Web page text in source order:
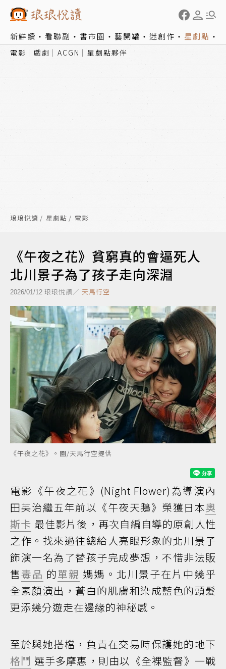
新鮮讀 看聯副 書市圈 藝開罐 迷創作 星劇點
電影 戲劇 ACGN 星劇點夥伴
琅琅悅讀 星劇點 電影
《午夜之花》貧窮真的會逼死人
北川景子為了孩子走向深淵
2026/01/12 琅琅悅讀／ 天馬行空
《午夜之花》。圖/天馬行空提供
電影《午夜之花》(Night Flower)為導演內
田英治繼五年前以《午夜天鵝》榮獲日本奧
斯卡 最佳影片後，再次自編自導的原創人性
之作。找來過往總給人亮眼形象的北川景子
飾演一名為了替孩子完成夢想，不惜非法販
售毒品 的單親 媽媽。北川景子在片中幾乎
全素顏演出，蒼白的肌膚和染成藍色的頭髮
更添幾分遊走在邊緣的神秘感。
至於與她搭檔，負責在交易時保護她的地下
格鬥 選手多摩惠，則由以《全裸監督》一戰